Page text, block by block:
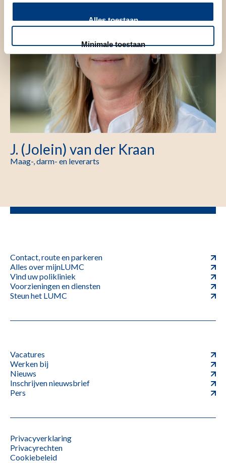
Alles toestaan
Minimale toestaan
J. (Jolein) van der Kraan
Maag-, darm- en leverarts
Contact, route en parkeren
Alles over mijnLUMC
Vind uw polikliniek
Voorzieningen en diensten
Steun het LUMC
Vacatures
Werken bij
Nieuws
Inschrijven nieuwsbrief
Pers
Privacyverklaring
Privacyrechten
Cookiebeleid